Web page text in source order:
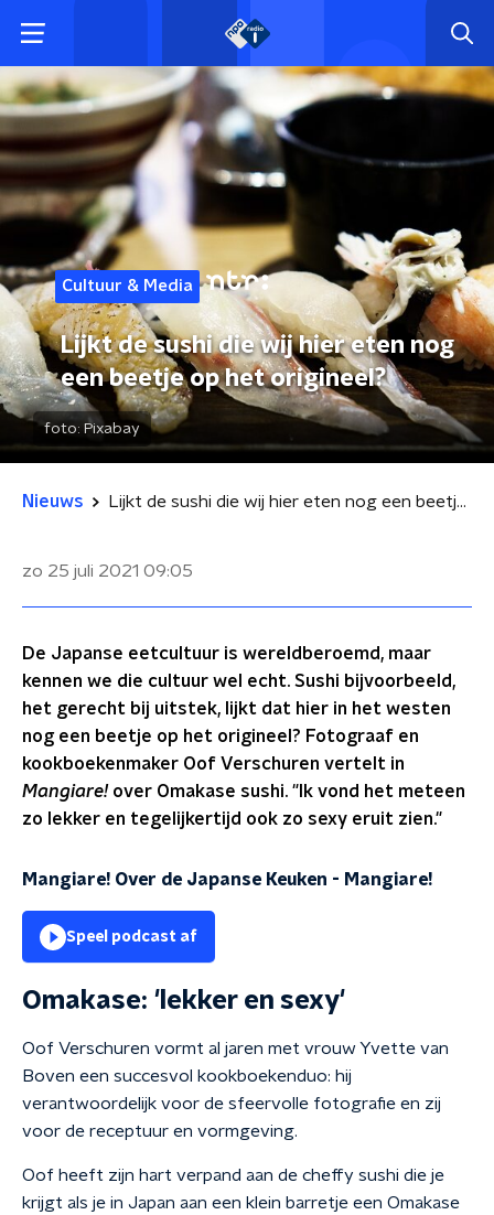
Cultuur & Media
Lijkt de sushi die wij hier eten nog
een beetje op het origineel?
foto: Pixabay
Nieuws Lijkt de sushi die wij hier eten nog een beetje op het origineel?
zo 25 juli 2021 09:05
De Japanse eetcultuur is wereldberoemd, maar
kennen we die cultuur wel echt. Sushi bijvoorbeeld,
het gerecht bij uitstek, lijkt dat hier in het westen
nog een beetje op het origineel? Fotograaf en
kookboekenmaker Oof Verschuren vertelt in
Mangiare! over Omakase sushi. "Ik vond het meteen
zo lekker en tegelijkertijd ook zo sexy eruit zien."
Mangiare! Over de Japanse Keuken - Mangiare!
Speel podcast af
Omakase: 'lekker en sexy'
Oof Verschuren vormt al jaren met vrouw Yvette van
Boven een succesvol kookboekenduo: hij
verantwoordelijk voor de sfeervolle fotografie en zij
voor de receptuur en vormgeving.
Oof heeft zijn hart verpand aan de cheffy sushi die je
krijgt als je in Japan aan een klein barretje een Omakase